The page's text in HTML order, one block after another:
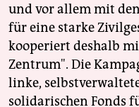
und vor allem mit
für eine starke
kooperiert deshalb
Zentrum". Die
linke,
solidarischen Fonds